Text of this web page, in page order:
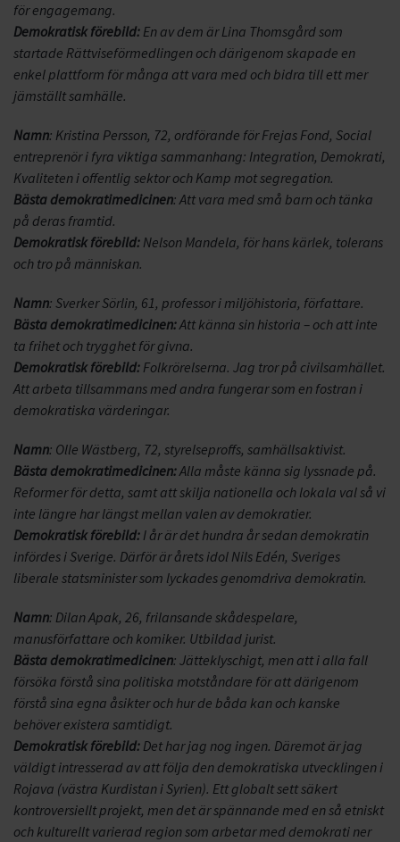
för engagemang.
Demokratisk förebild: En av dem är Lina Thomsgård som
startade Rättviseförmedlingen och därigenom skapade en
enkel plattform för många att vara med och bidra till ett mer
jämställt samhälle.
Namn: Kristina Persson, 72, ordförande för Frejas Fond, Social
entreprenör i fyra viktiga sammanhang: Integration, Demokrati,
Kvaliteten i offentlig sektor och Kamp mot segregation.
Bästa demokratimedicinen: Att vara med små barn och tänka
på deras framtid.
Demokratisk förebild: Nelson Mandela, för hans kärlek, tolerans
och tro på människan.
Namn: Sverker Sörlin, 61, professor i miljöhistoria, författare.
Bästa demokratimedicinen:Att känna sin historia – och att inte
ta frihet och trygghet för givna.
Demokratisk förebild: Folkrörelserna. Jag tror på civilsamhället.
Att arbeta tillsammans med andra fungerar som en fostran i
demokratiska värderingar.
Namn: Olle Wästberg, 72, styrelseproffs, samhällsaktivist.
Bästa demokratimedicinen:Alla måste känna sig lyssnade på.
Reformer för detta, samt att skilja nationella och lokala val så vi
inte längre har längst mellan valen av demokratier.
Demokratisk förebild: I år är det hundra år sedan demokratin
infördes i Sverige. Därför är årets idol Nils Edén, Sveriges
liberale statsminister som lyckades genomdriva demokratin.
Namn: Dilan Apak, 26, frilansande skådespelare,
manusförfattare och komiker. Utbildad jurist.
Bästa demokratimedicinen: Jätteklyschigt, men att i alla fall
försöka förstå sina politiska motståndare för att därigenom
förstå sina egna åsikter och hur de båda kan och kanske
behöver existera samtidigt.
Demokratisk förebild: Det har jag nog ingen. Däremot är jag
väldigt intresserad av att följa den demokratiska utvecklingen i
Rojava (västra Kurdistan i Syrien). Ett globalt sett säkert
kontroversiellt projekt, men det är spännande med en så etniskt
och kulturellt varierad region som arbetar med demokrati ner